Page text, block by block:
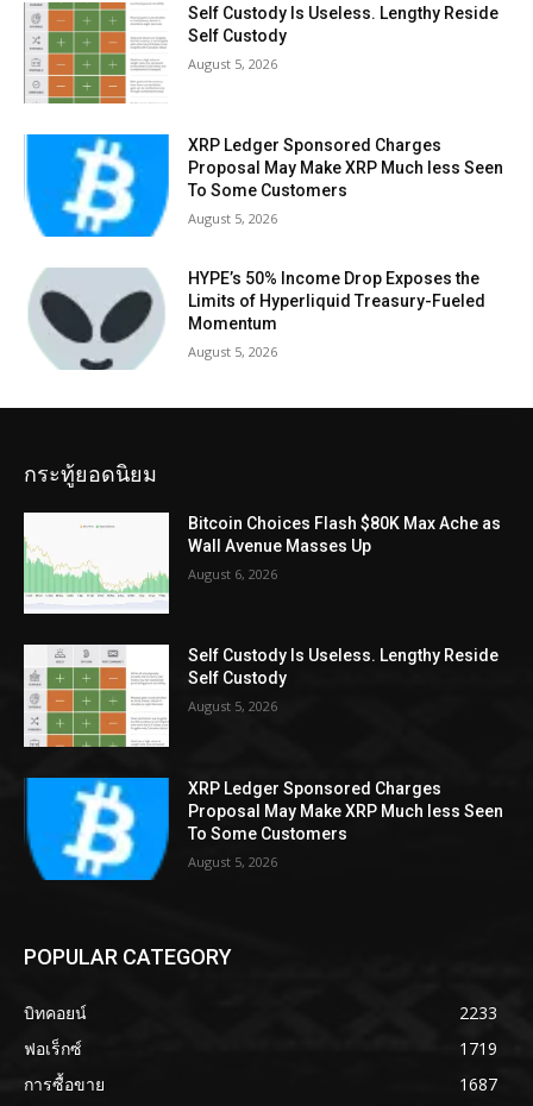
Self Custody Is Useless. Lengthy Reside
Self Custody
August 5, 2026
XRP Ledger Sponsored Charges
Proposal May Make XRP Much less Seen
To Some Customers
August 5, 2026
HYPE’s 50% Income Drop Exposes the
Limits of Hyperliquid Treasury-Fueled
Momentum
August 5, 2026
กระทู้ยอดนิยม
Bitcoin Choices Flash $80K Max Ache as
Wall Avenue Masses Up
August 6, 2026
Self Custody Is Useless. Lengthy Reside
Self Custody
August 5, 2026
XRP Ledger Sponsored Charges
Proposal May Make XRP Much less Seen
To Some Customers
August 5, 2026
POPULAR CATEGORY
บิทคอยน์
2233
ฟอเร็กซ์
1719
การซื้อขาย
1687